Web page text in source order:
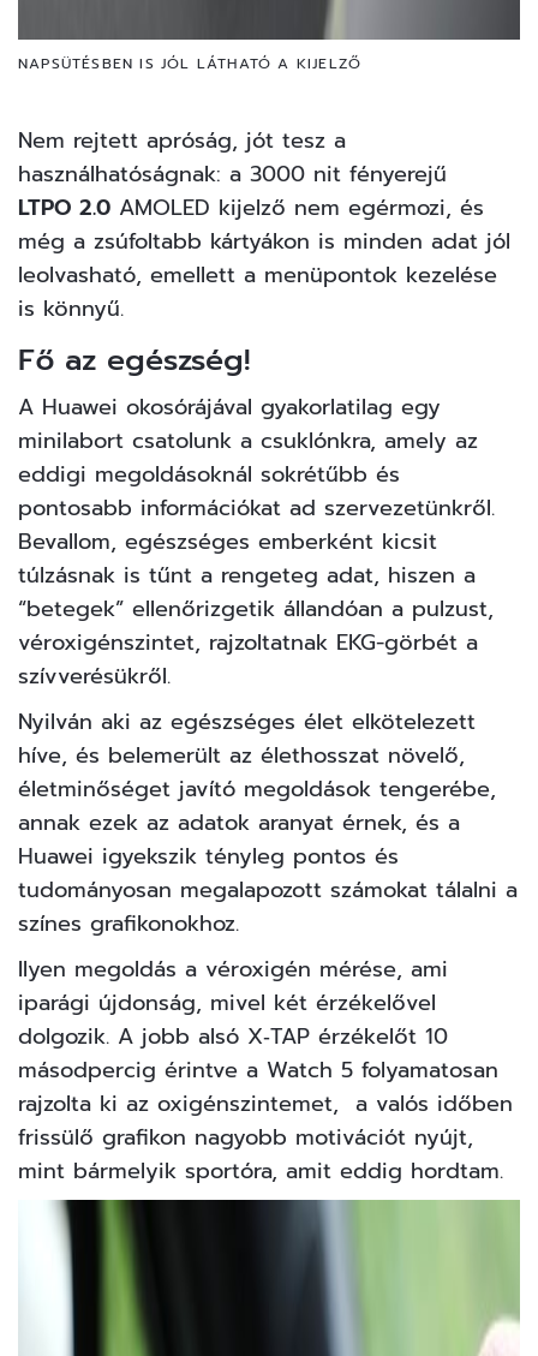
NAPSÜTÉSBEN IS JÓL LÁTHATÓ A KIJELZŐ
Nem rejtett apróság, jót tesz a
használhatóságnak: a 3000 nit fényerejű
LTPO 2.0 AMOLED kijelző nem egérmozi, és
még a zsúfoltabb kártyákon is minden adat jól
leolvasható, emellett a menüpontok kezelése
is könnyű.
Fő az egészség!
A Huawei okosórájával gyakorlatilag egy
minilabort csatolunk a csuklónkra, amely az
eddigi megoldásoknál sokrétűbb és
pontosabb információkat ad szervezetünkről.
Bevallom, egészséges emberként kicsit
túlzásnak is tűnt a rengeteg adat, hiszen a
“betegek” ellenőrizgetik állandóan a pulzust,
véroxigénszintet, rajzoltatnak EKG-görbét a
szívverésükről.
Nyilván aki az egészséges élet elkötelezett
híve, és belemerült az élethosszat növelő,
életminőséget javító megoldások tengerébe,
annak ezek az adatok aranyat érnek, és a
Huawei igyekszik tényleg pontos és
tudományosan megalapozott számokat tálalni a
színes grafikonokhoz.
Ilyen megoldás a véroxigén mérése, ami
iparági újdonság, mivel két érzékelővel
dolgozik. A jobb alsó X‑TAP érzékelőt 10
másodpercig érintve a Watch 5 folyamatosan
rajzolta ki az oxigénszintemet, a valós időben
frissülő grafikon nagyobb motivációt nyújt,
mint bármelyik sportóra, amit eddig hordtam.